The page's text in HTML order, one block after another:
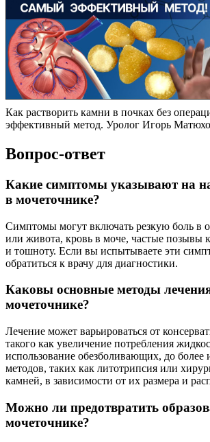
Как растворить камни в почках без
эффективный метод. Уролог Игорь
Вопрос-ответ
Какие симптомы указывают на
в мочеточнике?
Симптомы могут включать резкую боль в
или живота, кровь в моче, частые позывы
и тошноту. Если вы испытываете эти
обратиться к врачу для диагностики.
Каковы основные методы
мочеточнике?
Лечение может варьироваться от
такого как увеличение потребления
использование обезболивающих, до более
методов, таких как литотрипсия или
камней, в зависимости от их размера и
Можно ли предотвратить
мочеточнике?